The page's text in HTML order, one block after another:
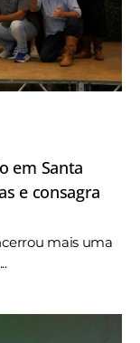
em Santa
e consagra
mais uma